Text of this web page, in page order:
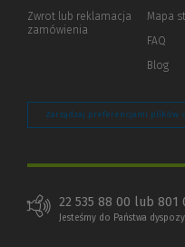
innej
Zwrot lub reklamacja
zamówienia
Mapa
FAQ
Blog
Zarządzaj preferencjami plików
22 535 88 00 lub 801
Jesteśmy do Państwa